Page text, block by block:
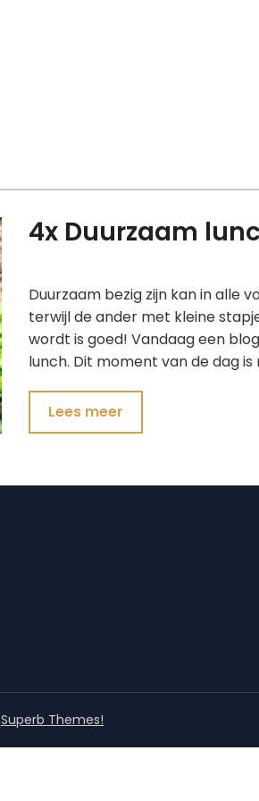
4x Duurzaam
Duurzaam bezig zijn kan in alle
terwijl de ander met kleine
wordt is goed! Vandaag een
lunch. Dit moment van de dag is
Lees meer
Superb Themes!